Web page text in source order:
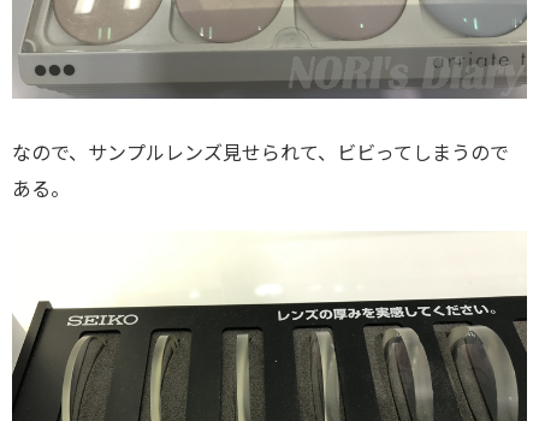
なので、サンプルレンズ見せられて、ビビってしまうので
ある。